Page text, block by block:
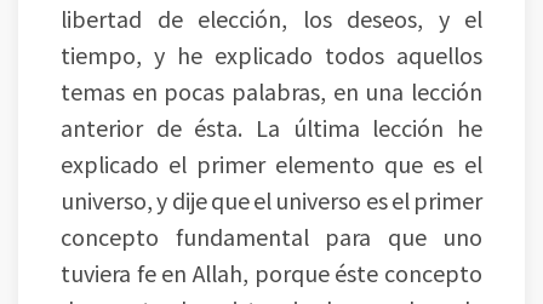
libertad de elección, los deseos, y el
tiempo, y he explicado todos aquellos
temas en pocas palabras, en una lección
anterior de ésta. La última lección he
explicado el primer elemento que es el
universo, y dije que el universo es el primer
concepto fundamental para que uno
tuviera fe en Allah, porque éste concepto